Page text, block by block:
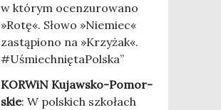
w któ­rym ocen­zu­ro­wa­no
»Rotę«. Sło­wo »Nie­miec«
zastą­pio­no na »Krzy­żak«.
#Uśmiech­nię­ta­Pol­ska”
KOR­WiN Kujaw­sko-Pomor­
skie: W pol­skich szko­łach